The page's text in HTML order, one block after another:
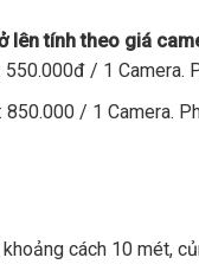
lên tính theo giá
550.000đ / 1 Camera.
850.000 / 1 Camera.
cách 10 mét,